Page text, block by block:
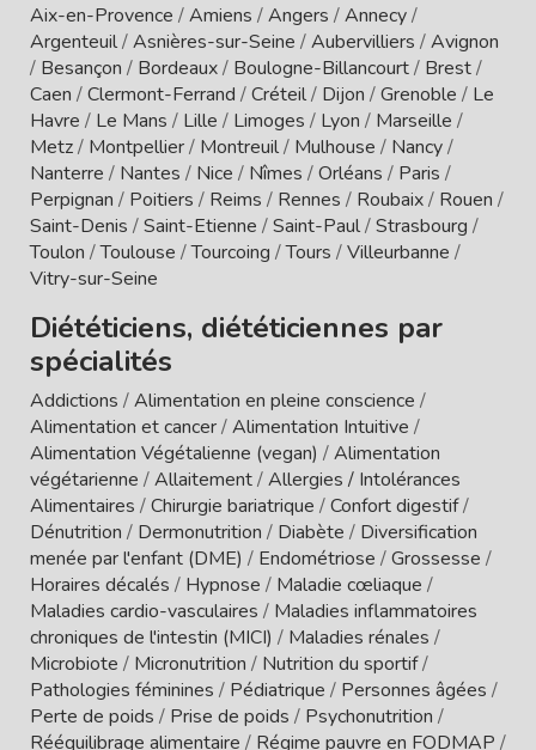
Aix-en-Provence /Amiens /Angers /Annecy/
Argenteuil/Asnières-sur-Seine /Aubervilliers /Avignon
/ Besançon / Bordeaux/ Boulogne-Billancourt/ Brest/
Caen /Clermont-Ferrand /Créteil/ Dijon /Grenoble / Le
Havre / Le Mans / Lille / Limoges / Lyon / Marseille /
Metz/ Montpellier/ Montreuil/ Mulhouse / Nancy/
Nanterre / Nantes / Nice / Nîmes /Orléans / Paris /
Perpignan / Poitiers / Reims / Rennes / Roubaix/ Rouen /
Saint-Denis /Saint-Etienne /Saint-Paul/Strasbourg /
Toulon /Toulouse /Tourcoing /Tours /Villeurbanne /
Vitry-sur-Seine
Diététiciens, diététiciennes par
spécialités
Addictions /Alimentation en pleine conscience /
Alimentation et cancer/Alimentation Intuitive /
Alimentation Végétalienne (vegan) /Alimentation
végétarienne /Allaitement/Allergies / Intolérances
Alimentaires /Chirurgie bariatrique /Confort digestif/
Dénutrition / Dermonutrition / Diabète / Diversification
menée par l'enfant (DME) / Endométriose /Grossesse /
Horaires décalés / Hypnose / Maladie cœliaque /
Maladies cardio-vasculaires / Maladies inflammatoires
chroniques de l'intestin (MICI) / Maladies rénales /
Microbiote / Micronutrition / Nutrition du sportif/
Pathologies féminines / Pédiatrique / Personnes âgées /
Perte de poids / Prise de poids / Psychonutrition /
Rééquilibrage alimentaire / Régime pauvre en FODMAP /